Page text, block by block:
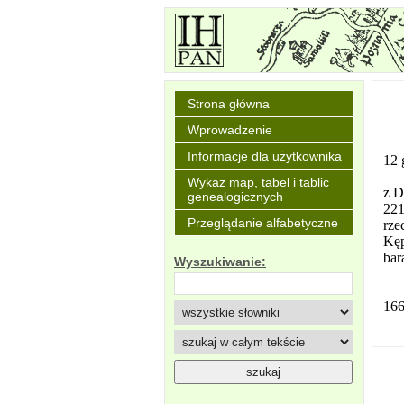
Strona główna
Wprowadzenie
Informacje dla użytkownika
Wykaz map, tabel i tablic
genealogicznych
Przeglądanie alfabetyczne
Wyszukiwanie:
12
z